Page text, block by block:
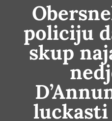
policiju
skup